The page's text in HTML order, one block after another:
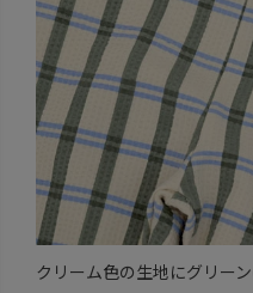
クリーム色の生地にグリー